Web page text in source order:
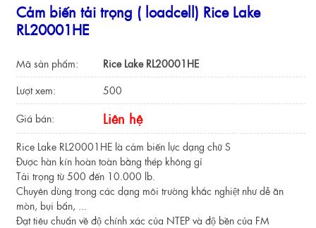
Cảm biến tải trọng ( loadcell) Rice Lake
RL20001HE
Mã sản phẩm:
Rice Lake RL20001HE
Lượt xem:
500
Giá bán:
Liên hệ
Rice Lake RL20001HE là cảm biến lực dạng chữ S
Được hàn kín hoàn toàn bằng thép không gỉ
Tải trọng từ 500 đến 10.000 lb.
Chuyên dùng trong các dạng môi trường khắc nghiệt như dễ ăn
mòn, bụi bẩn, ...
Đạt tiêu chuẩn về độ chính xác của NTEP và độ bền của FM